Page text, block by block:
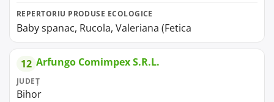
REPERTORIU PRODUSE ECOLOGICE
Baby spanac, Rucola, Valeriana (Fetica
12 Arfungo Comimpex S.R.L.
JUDEȚ
Bihor